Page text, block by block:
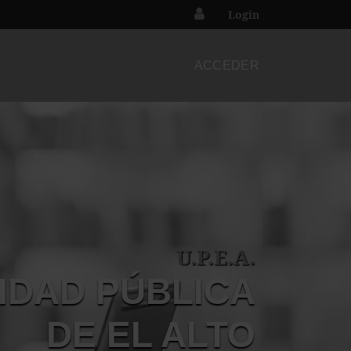
Login
U.P.E.A.
PÚBLICA
DE EL ALTO